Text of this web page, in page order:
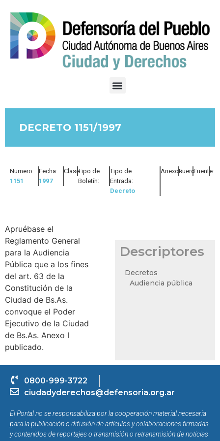
DECRETO 1151/1997
Numero:
1151
Fecha:
1997
Clase:Tipo de
Boletín:
Tipo de
Entrada:
Decreto
Anexos:Fuero:Fuente:
Apruébase el
Reglamento General
para la Audiencia
Pública que a los fines
del art. 63 de la
Constitución de la
Ciudad de Bs.As.
convoque el Poder
Ejecutivo de la Ciudad
de Bs.As. Anexo I
publicado.
Descriptores
Decretos
Audiencia pública
0800-999-3722
ciudadyderechos@defensoria.org.ar
El Portal no se responsabiliza por la cooperación material necesaria
para la publicación o difusión de artículos y colaboraciones firmadas
y contenidos de reportajes o transmisión o retransmisión de noticias